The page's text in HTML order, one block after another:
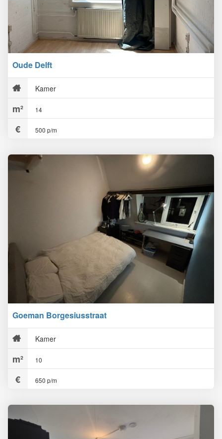
Oude Delft
Kamer
14
500 p/m
Goeman Borgesiusstraat
Kamer
10
650 p/m